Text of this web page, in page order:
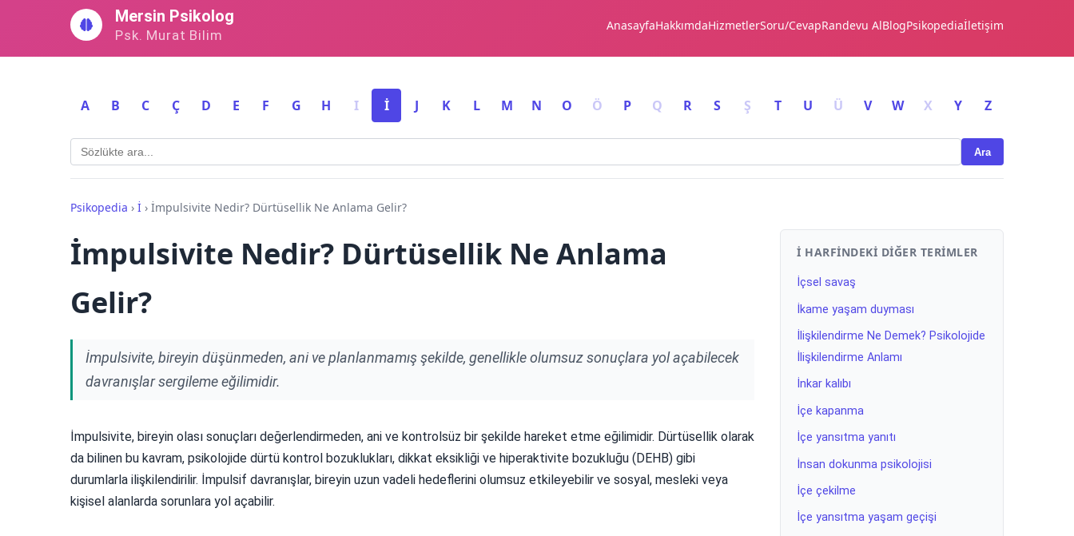
Mersin Psikolog
Psk. Murat Bilim
AnasayfaHakkımdaHizmetlerSoru/CevapRandevu AlBlogPsikopediaİletişim
A B C Ç D E F G H I İ J K L M N O Ö P Q R S Ş T U Ü V W X Y Z
Ara
Psikopedia › İ › İmpulsivite Nedir? Dürtüsellik Ne Anlama Gelir?
İmpulsivite Nedir? Dürtüsellik Ne Anlama
Gelir?
İmpulsivite, bireyin düşünmeden, ani ve planlanmamış şekilde, genellikle olumsuz sonuçlara yol açabilecek
davranışlar sergileme eğilimidir.
İmpulsivite, bireyin olası sonuçları değerlendirmeden, ani ve kontrolsüz bir şekilde hareket etme eğilimidir. Dürtüsellik olarak
da bilinen bu kavram, psikolojide dürtü kontrol bozuklukları, dikkat eksikliği ve hiperaktivite bozukluğu (DEHB) gibi
durumlarla ilişkilendirilir. İmpulsif davranışlar, bireyin uzun vadeli hedeflerini olumsuz etkileyebilir ve sosyal, mesleki veya
kişisel alanlarda sorunlara yol açabilir.
İ HARFINDEKI DIĞER TERIMLER
İçsel savaş
İkame yaşam duyması
İlişkilendirme Ne Demek? Psikolojide
İlişkilendirme Anlamı
İnkar kalıbı
İçe kapanma
İçe yansıtma yanıtı
İnsan dokunma psikolojisi
İçe çekilme
İçe yansıtma yaşam geçişi